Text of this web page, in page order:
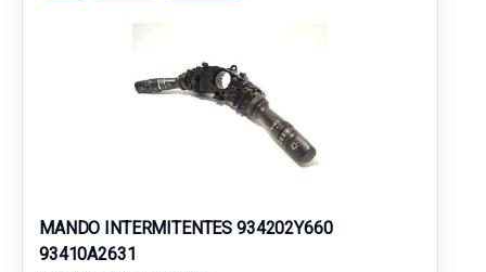
MANDO INTERMITENTES 934202Y660
93410A2631